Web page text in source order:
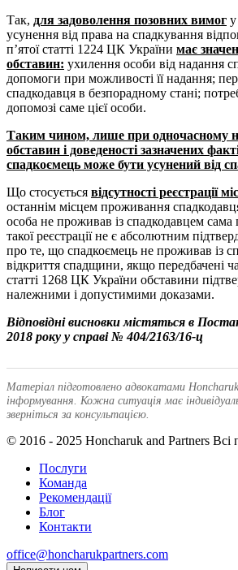
Так, для задоволення позовних вимог
усунення від права на спадкування
п’ятої статті 1224 ЦК України має
обставин: ухилення особи від надання
допомоги при можливості її надання;
спадкодавця в безпорадному стані;
допомозі саме цієї особи.
Таким чином, лише при одночасному
обставин і доведеності зазначених
спадкоємець може бути усунений від
Що стосується відсутності реєстрації
останнім місцем проживання
особа не проживав із спадкодавцем сама
такої реєстрації не є абсолютним
про те, що спадкоємець не проживав із
відкриття спадщини, якщо передбачені
статті 1268 ЦК України обставини
належними і допустимими доказами.
Відповідні висновки містяться в
2018 року у справі № 404/2163/16-ц
Матеріал підготовлено адвокатами
інформування. Кожна ситуація має
зверніться за консультацією.
© 2016 - 2025 Honcharuk and Partners Всі
Послуги
Команда
Рекомендації
Блог
Контакти
office@honcharukpartners.com